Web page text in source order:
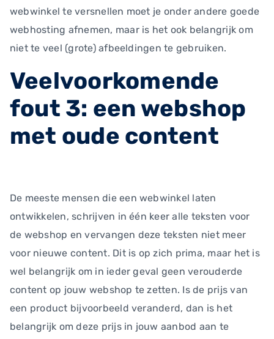
webwinkel te versnellen moet je onder andere goede
webhosting afnemen, maar is het ook belangrijk om
niet te veel (grote) afbeeldingen te gebruiken.
Veelvoorkomende
fout 3: een webshop
met oude content
De meeste mensen die een webwinkel laten
ontwikkelen, schrijven in één keer alle teksten voor
de webshop en vervangen deze teksten niet meer
voor nieuwe content. Dit is op zich prima, maar het is
wel belangrijk om in ieder geval geen verouderde
content op jouw webshop te zetten. Is de prijs van
een product bijvoorbeeld veranderd, dan is het
belangrijk om deze prijs in jouw aanbod aan te